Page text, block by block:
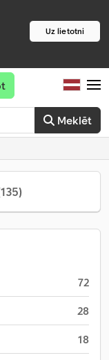
Uz lietotni
Meklēt
72
28
18